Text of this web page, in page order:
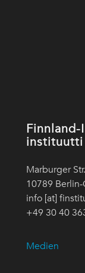
instituutti
Marburger
10789
info [at]
+49 30 40
Medien